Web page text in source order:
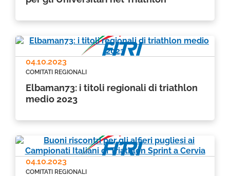
04.10.2023
COMITATI REGIONALI
Elbaman73: i titoli regionali di triathlon
medio 2023
04.10.2023
COMITATI REGIONALI